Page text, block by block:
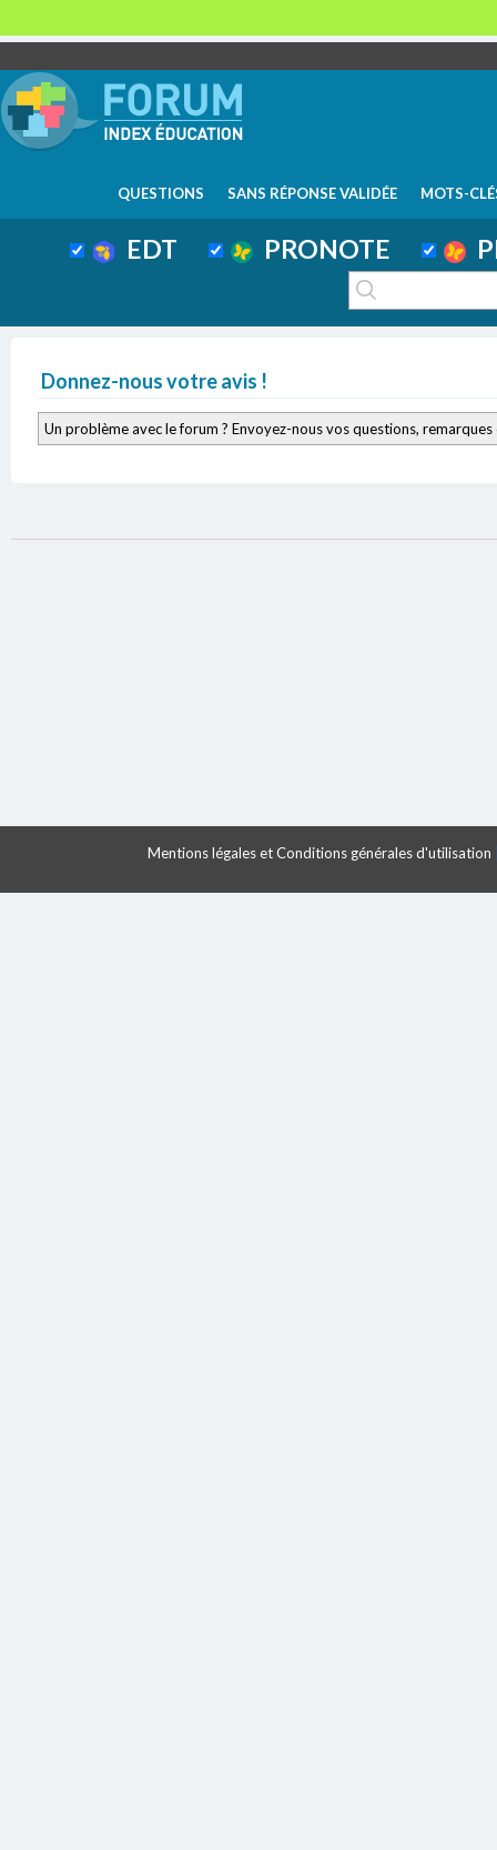
QUESTIONS SANS RÉPONSE VALIDÉE MOTS-
EDT PRONOTE
Donnez-nous votre avis !
Un problème avec le forum ? Envoyez-nous vos questions,
Mentions légales et Conditions générales d'utilisation